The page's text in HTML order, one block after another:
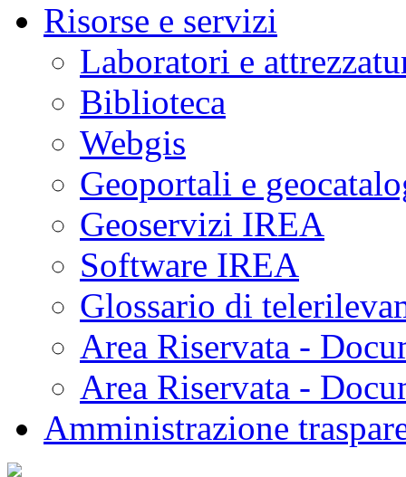
Risorse e servizi
Laboratori e
Biblioteca
Webgis
Geoportali e
Geoservizi IREA
Software IREA
Glossario di
Area Riservata -
Area Riservata -
Amministrazione